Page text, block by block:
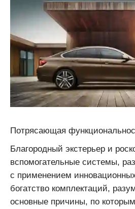
Потрясающая
Благородный экстерьер и
вспомогательные системы,
с применением
богатство комплектаций,
основные причины, по